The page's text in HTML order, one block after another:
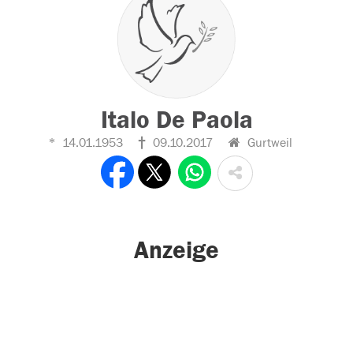
Italo De Paola
14.01.1953 09.10.2017 Gurtweil
Anzeige